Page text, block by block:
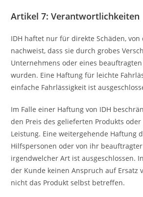
Artikel 7: Verantwortlichkeiten
IDH haftet nur für direkte Schäden,
nachweist, dass sie durch grobes
Unternehmens oder eines
wurden. Eine Haftung für leichte
einfache Fahrlässigkeit ist
Im Falle einer Haftung von IDH
den Preis des gelieferten Produkts
Leistung. Eine weitergehende Haftung
Hilfspersonen oder von ihr
irgendwelcher Art ist ausgeschlossen.
der Kunde keinen Anspruch auf Ersatz
nicht das Produkt selbst betreffen.